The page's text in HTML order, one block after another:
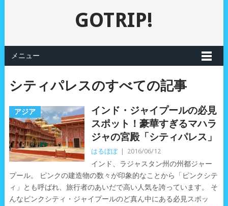
GOTRIP!
メニュー
シティパレスのすべての記事
アジア
インド・ジャイプールの必見
スポット！豪華すぎるマハラ
ジャの宮殿「シティパレス」
はるぼぼ 2016/06/12
インド、ラジャスタン州の州都ジャー
プール。 ピンクの建造物の数々が印象的なことから「ピンクシテ
ィ」とも呼ばれ、旅行者のあいだで高い人気を誇っています。 そ
んなピンクシティ・ジャイプールのど真ん中にある必見スポッ